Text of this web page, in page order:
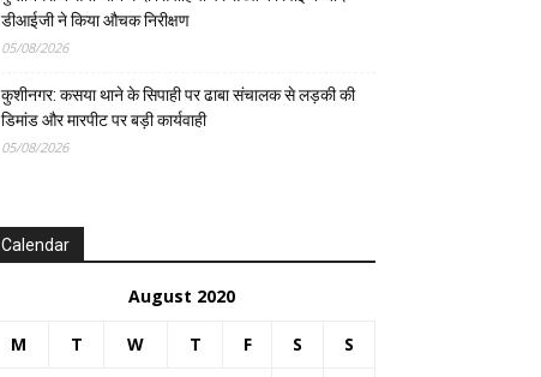
डीआईजी ने किया औचक निरीक्षण
05/08/2026
कुशीनगर: कसया थाने के सिपाही पर ढाबा संचालक से लड़की की
डिमांड और मारपीट पर बड़ी कार्यवाही
05/08/2026
Calendar
August 2020
M T W T F S S